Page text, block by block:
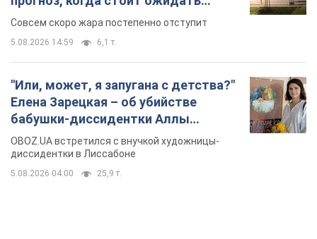
изменения погоды
Совсем скоро жара постепенно отступит
5.08.2026 14:59 6,1 т.
"Или, может, я запугана с детства?"
Елена Зарецкая – об убийстве
бабушки-диссидентки Аллы
Горской, критике сына Стуса и
бегстве в Португалию с пятью
детьми
OBOZ.UA встретился с внучкой художницы-
диссидентки в Лиссабоне
5.08.2026 04:00 25,9 т.